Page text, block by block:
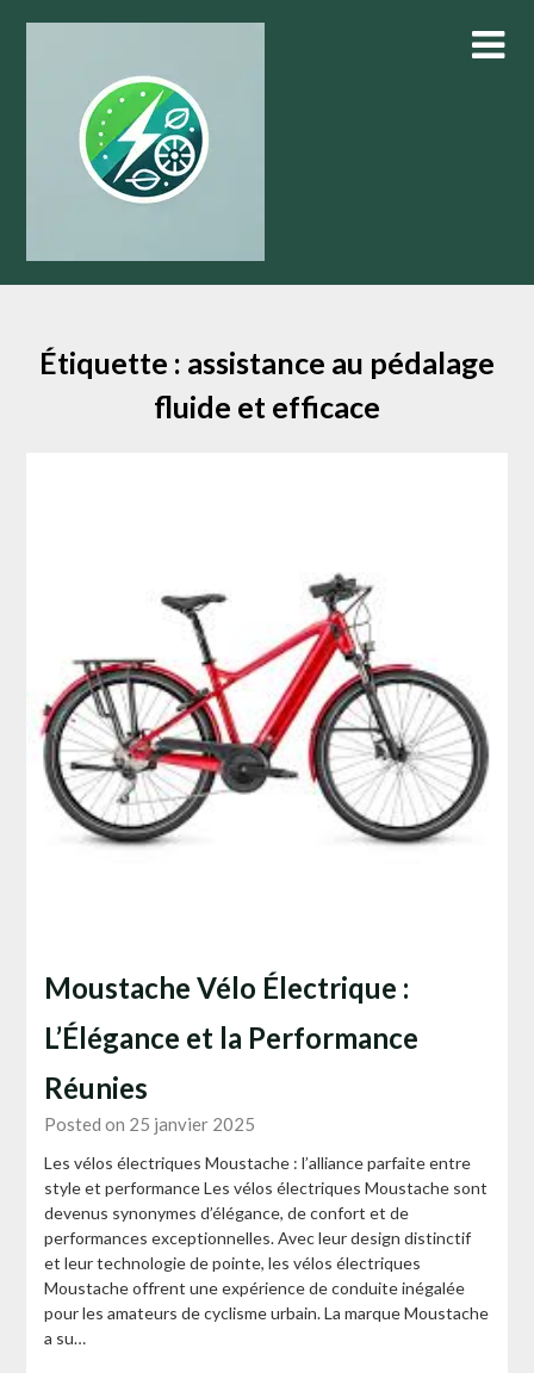
Étiquette : assistance au pédalage
fluide et efficace
Moustache Vélo Électrique :
L’Élégance et la Performance
Réunies
Posted on 25 janvier 2025
Les vélos électriques Moustache : l’alliance parfaite entre
style et performance Les vélos électriques Moustache sont
devenus synonymes d’élégance, de confort et de
performances exceptionnelles. Avec leur design distinctif
et leur technologie de pointe, les vélos électriques
Moustache offrent une expérience de conduite inégalée
pour les amateurs de cyclisme urbain. La marque Moustache
a su…